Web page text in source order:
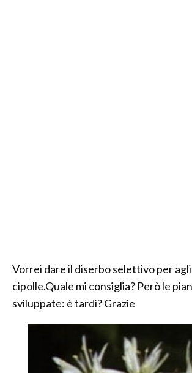
Vorrei dare il diserbo selettivo per
cipolle.Quale mi consiglia? Però le
sviluppate: è tardi? Grazie